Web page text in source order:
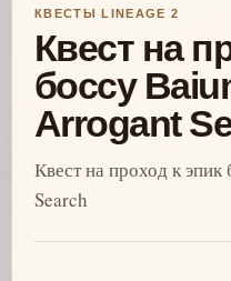
КВЕСТЫ LINEAGE 2
Квест на
боссу
Arrogant
Квест на проход к
Search